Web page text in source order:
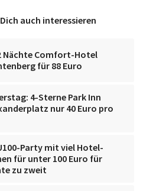
auch interessieren
Nächte Comfort-Hotel
für 88 Euro
4-Sterne Park Inn
nur 40 Euro pro
Party mit viel Hotel-
für unter 100 Euro für
zu zweit